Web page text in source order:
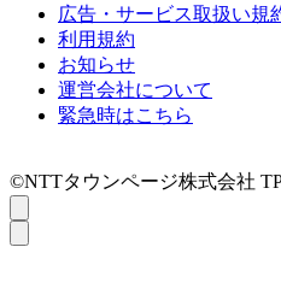
広告・サービス取扱い規
利用規約
お知らせ
運営会社について
緊急時はこちら
©NTTタウンページ株式会社